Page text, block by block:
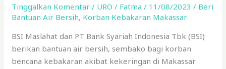
Tinggalkan Komentar / URO / Fatma/ 11/08/2023/ Beri
Bantuan Air Bersih, Korban Kebakaran Makassar
BSI Maslahat dan PT Bank Syariah Indonesia Tbk (BSI)
berikan bantuan air bersih, sembako bagi korban
bencana kebakaran akibat kekeringan di Makassar